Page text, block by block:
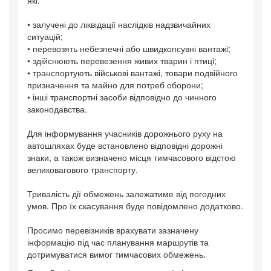
• залучені до ліквідації наслідків надзвичайних
ситуацій;
• перевозять небезпечні або швидкопсувні вантажі;
• здійснюють перевезення живих тварин і птиці;
• транспортують військові вантажі, товари подвійного
призначення та майно для потреб оборони;
• інші транспортні засоби відповідно до чинного
законодавства.
Для інформування учасників дорожнього руху на
автошляхах буде встановлено відповідні дорожні
знаки, а також визначено місця тимчасового відстою
великовагового транспорту.
Тривалість дії обмежень залежатиме від погодних
умов. Про їх скасування буде повідомлено додатково.
Просимо перевізників врахувати зазначену
інформацію під час планування маршрутів та
дотримуватися вимог тимчасових обмежень.